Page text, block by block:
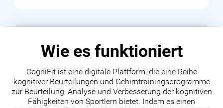
Wie es funktioniert
CogniFit ist eine digitale Plattform, die eine Reihe
kognitiver Beurteilungen und Gehirntrainingsprogramme
zur Beurteilung, Analyse und Verbesserung der kognitiven
Fähigkeiten von Sportlern bietet. Indem es einen